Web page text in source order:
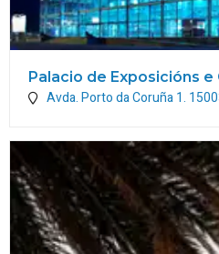
Palacio de Exposicións
Avda. Porto da Coruña 1.